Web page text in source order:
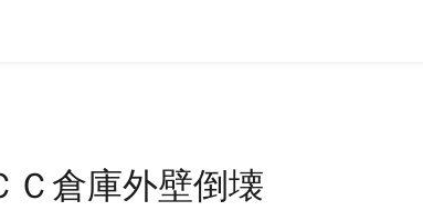
Ｃ倉庫外壁倒壊